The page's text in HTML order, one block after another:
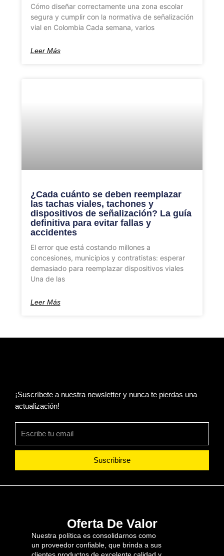
Cómo diseñar correctamente una zona escolar
segura y cumplir con la normativa de señalización
vial en Colombia Cada semana, varios
Leer Más
¿Cada cuánto se deben reemplazar
las tachas viales, tachones y
dispositivos de señalización? La guía
definitiva para evitar fallas y
accidentes
El error que está costando millones a
concesiones, municipios y contratistas: esperar
demasiado para reemplazar dispositivos viales
Una de las
Leer Más
¡Suscríbete a nuestra newsletter y nunca te pierdas una
actualización!
Suscribirse
Oferta De Valor
Nuestra política es consolidarnos como
un proveedor confiable, que brinda a sus